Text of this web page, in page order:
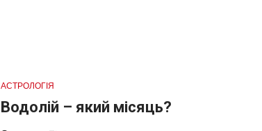
АСТРОЛОГІЯ
Водолій – який місяць?